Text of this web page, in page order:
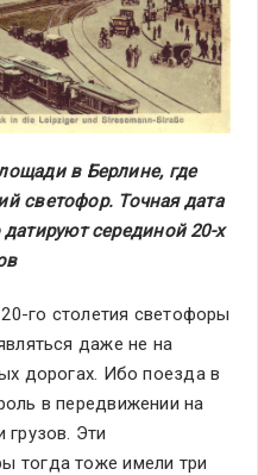
в Берлине, где
светофор. Точная дата
серединой 20-х
го столетия светофоры
даже не на
дорогах. Ибо поезда в
в передвижении на
Эти
тогда тоже имели три